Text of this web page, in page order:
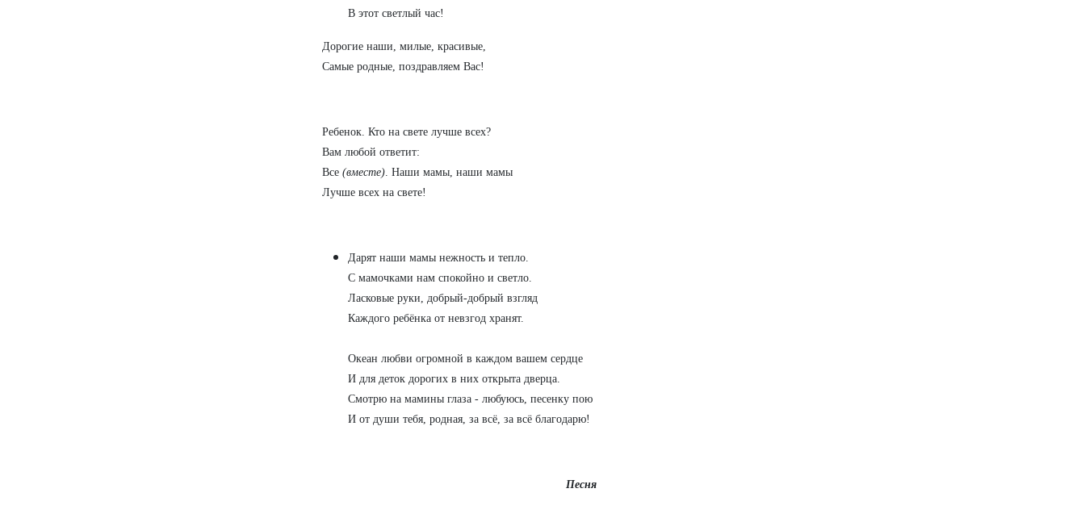
В этот светлый час!
Дорогие наши, милые, красивые,
Самые родные, поздравляем Вас!
Ребенок. Кто на свете лучше всех?
Вам любой ответит:
Все (вместе). Наши мамы, наши мамы
Лучше всех на свете!
Дарят наши мамы нежность и тепло.
С мамочками нам спокойно и светло.
Ласковые руки, добрый-добрый взгляд
Каждого ребёнка от невзгод хранят.
Океан любви огромной в каждом вашем сердце
И для деток дорогих в них открыта дверца.
Смотрю на мамины глаза - любуюсь, песенку пою
И от души тебя, родная, за всё, за всё благодарю!
Песня